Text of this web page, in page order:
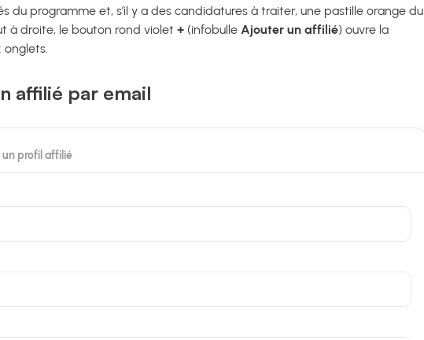
du programme et, s’il y a des candidatures à traiter, une pastille orange du
à droite, le bouton rond violet + (infobulle Ajouter un affilié) ouvre la
onglets.
affilié par email
un profil affilié